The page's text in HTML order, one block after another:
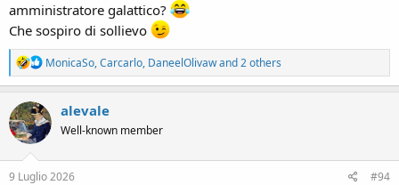
amministratore galattico?
Che sospiro di sollievo
R
e
a
t
i
n
s
MonicaSo,Carcarlo, DaneelOlivawand 2 others
alevale
Well-known member
9 Luglio 2026 #94